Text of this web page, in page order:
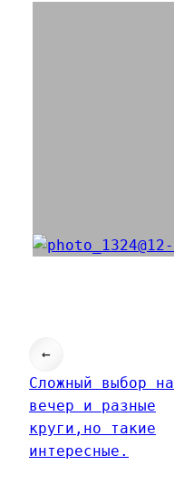
←
Сложный выбор на
вечер и разные
круги,но такие
интересные.